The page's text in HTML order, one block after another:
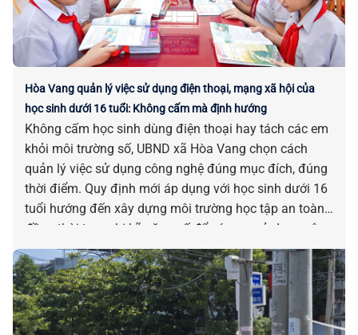
Hòa Vang quản lý việc sử dụng điện thoại, mạng xã hội của
học sinh dưới 16 tuổi: Không cấm mà định hướng
Không cấm học sinh dùng điện thoại hay tách các em
khỏi môi trường số, UBND xã Hòa Vang chọn cách
quản lý việc sử dụng công nghệ đúng mục đích, đúng
thời điểm. Quy định mới áp dụng với học sinh dưới 16
tuổi hướng đến xây dựng môi trường học tập an toàn,
đồng thời trang bị kỹ năng số để các em sử dụng công
nghệ một cách lành mạnh và hiệu quả.